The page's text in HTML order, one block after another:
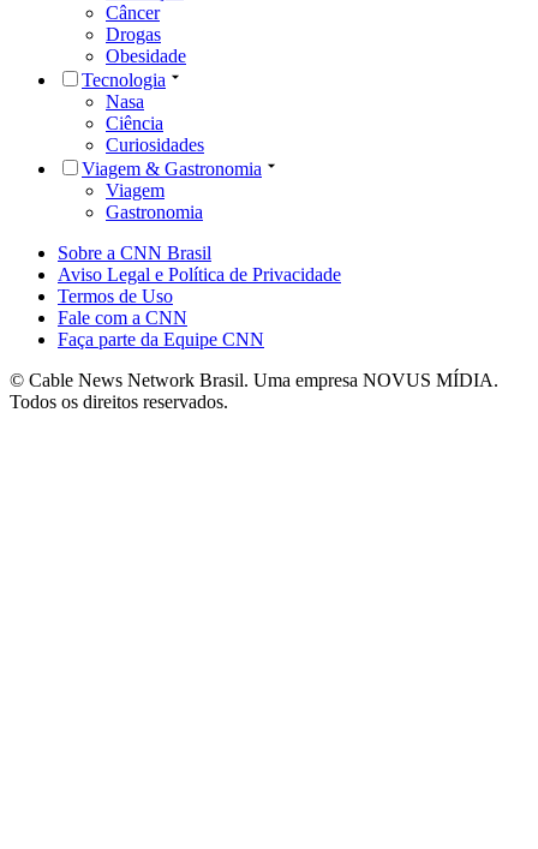
Câncer
Drogas
Obesidade
Tecnologia
Nasa
Ciência
Curiosidades
Viagem & Gastronomia
Viagem
Gastronomia
Sobre a CNN Brasil
Aviso Legal e Política de Privacidade
Termos de Uso
Fale com a CNN
Faça parte da Equipe CNN
© Cable News Network Brasil. Uma empresa NOVUS MÍDIA.
Todos os direitos reservados.